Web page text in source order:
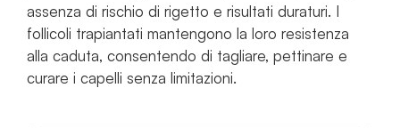
assenza di rischio di rigetto e risultati duraturi. I
follicoli trapiantati mantengono la loro resistenza
alla caduta, consentendo di tagliare, pettinare e
curare i capelli senza limitazioni.